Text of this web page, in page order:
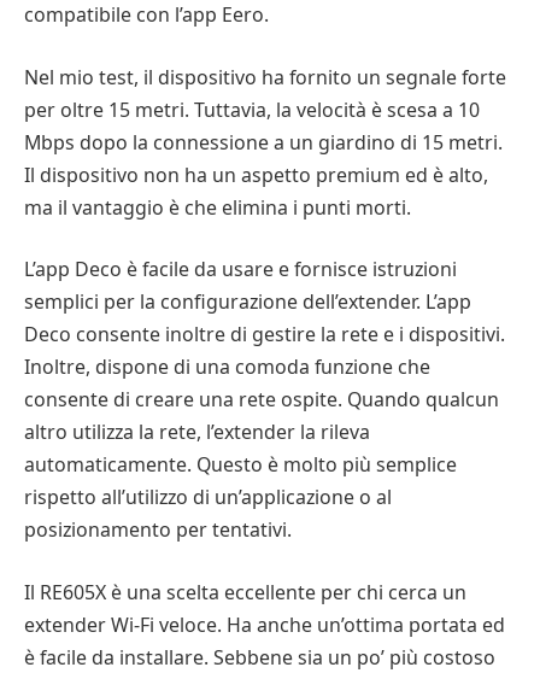
compatibile con l’app Eero.
Nel mio test, il dispositivo ha fornito un segnale forte
per oltre 15 metri. Tuttavia, la velocità è scesa a 10
Mbps dopo la connessione a un giardino di 15 metri.
Il dispositivo non ha un aspetto premium ed è alto,
ma il vantaggio è che elimina i punti morti.
L’app Deco è facile da usare e fornisce istruzioni
semplici per la configurazione dell’extender. L’app
Deco consente inoltre di gestire la rete e i dispositivi.
Inoltre, dispone di una comoda funzione che
consente di creare una rete ospite. Quando qualcun
altro utilizza la rete, l’extender la rileva
automaticamente. Questo è molto più semplice
rispetto all’utilizzo di un’applicazione o al
posizionamento per tentativi.
Il RE605X è una scelta eccellente per chi cerca un
extender Wi-Fi veloce. Ha anche un’ottima portata ed
è facile da installare. Sebbene sia un po’ più costoso